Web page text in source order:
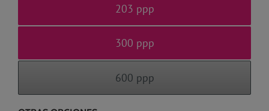
203 ppp
300 ppp
600 ppp